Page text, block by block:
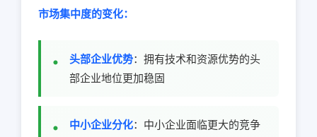
市场集中度的变化：
头部企业优势：拥有技术和资源优势的头
部企业地位更加稳固
中小企业分化：中小企业面临更大的竞争